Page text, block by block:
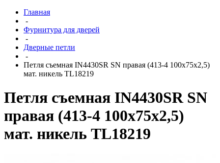
Главная
-
Фурнитура для дверей
-
Дверные петли
-
Петля съемная IN4430SR SN правая (413-4 100x75x2,5)
мат. никель TL18219
Петля съемная IN4430SR SN
правая (413-4 100x75x2,5)
мат. никель TL18219